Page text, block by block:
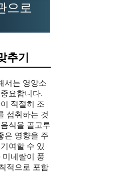
으로
추기
서는 영양소
요합니다.
적절히 조
섭취하는 것
식을 골고루
은 영향을 주
여할 수 있
미네랄이 풍
적으로 포함